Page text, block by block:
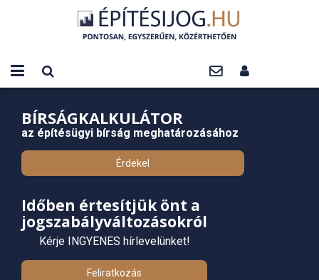
BÍRSÁGKALKULÁTOR
az építésügyi bírság meghatározásához
Érdekel
Időben értesítjük önt a
jogszabályváltozásokról
Kérje INGYENES hírlevelünket!
Feliratkozás